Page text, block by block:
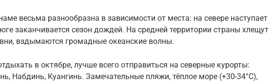
весьма разнообразна в зависимости от места: на севере наступает
заканчивается сезон дождей. На средней территории страны хлещут
вздымаются громадные океанские волны.
в октябре, лучше всего отправиться на северные курорты:
Набдинь, Куангинь. Замечательные пляжи, тёплое море (+30-34°С),